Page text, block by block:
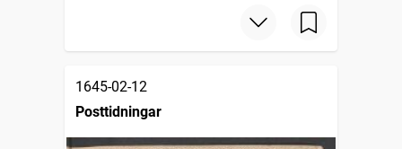
1645-02-12
Posttidningar